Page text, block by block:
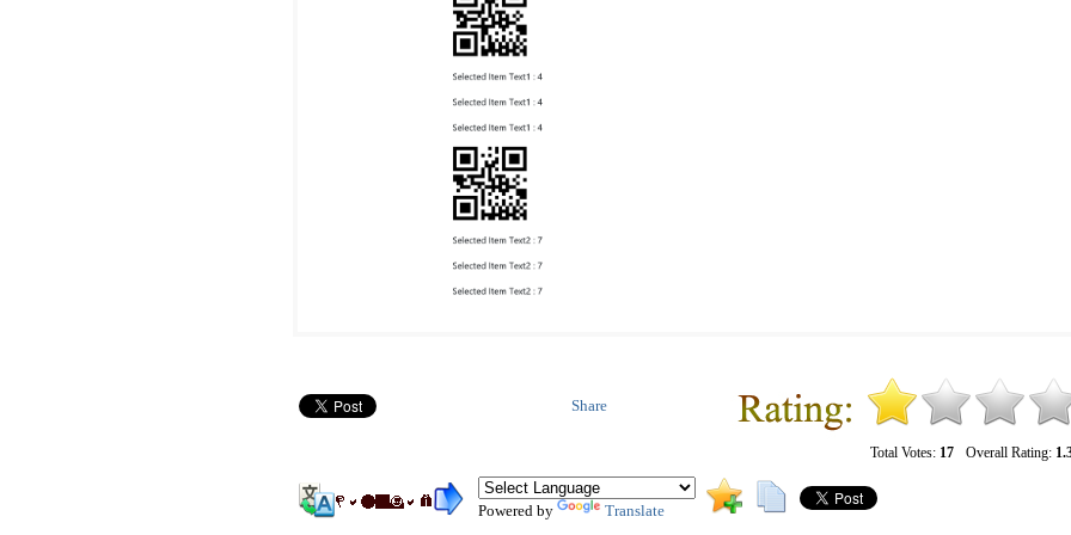
Total Votes: 17 Overall Rating:
Share
Powered by Translate